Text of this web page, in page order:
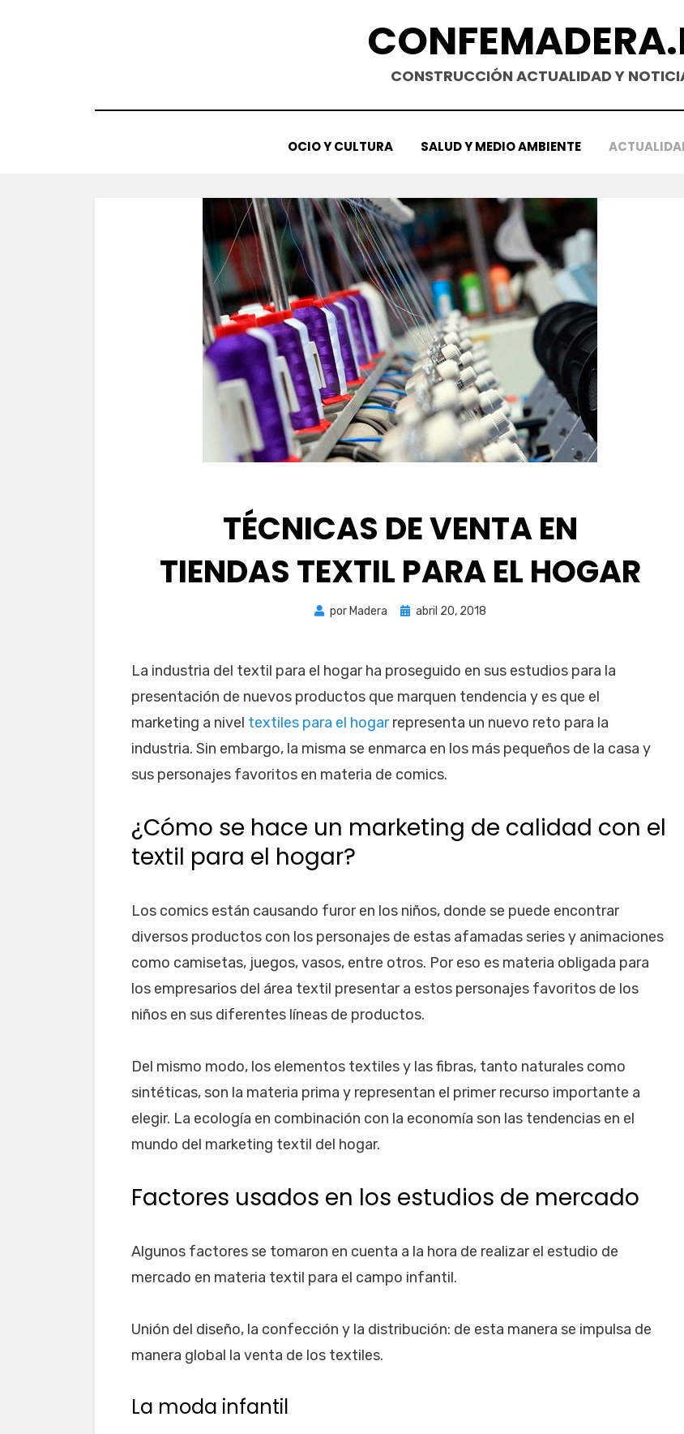
CONSTRUCCIÓN ACTUALIDAD Y
OCIO Y CULTURA SALUD Y MEDIO AMBIENTE
TÉCNICAS DE VENTA EN
TIENDAS TEXTIL PARA EL HOGAR
por Madera
Publicada
abril 20, 2018
La industria del textil para el hogar ha proseguido en sus estudios para la
presentación de nuevos productos que marquen tendencia y es que el
marketing a nivel textiles para el hogarrepresenta un nuevo reto para la
industria. Sin embargo, la misma se enmarca en los más pequeños de la casa y
sus personajes favoritos en materia de comics.
¿Cómo se hace un marketing de calidad con el
textil para el hogar?
Los comics están causando furor en los niños, donde se puede encontrar
diversos productos con los personajes de estas afamadas series y animaciones
como camisetas, juegos, vasos, entre otros. Por eso es materia obligada para
los empresarios del área textil presentar a estos personajes favoritos de los
niños en sus diferentes líneas de productos.
Del mismo modo, los elementos textiles y las fibras, tanto naturales como
sintéticas, son la materia prima y representan el primer recurso importante a
elegir. La ecología en combinación con la economía son las tendencias en el
mundo del marketing textil del hogar.
Factores usados en los estudios de mercado
Algunos factores se tomaron en cuenta a la hora de realizar el estudio de
mercado en materia textil para el campo infantil.
Unión del diseño, la confección y la distribución: de esta manera se impulsa de
manera global la venta de los textiles.
La moda infantil